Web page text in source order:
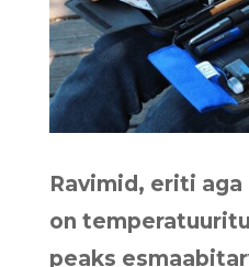
Ravimid, eriti
on
peaks